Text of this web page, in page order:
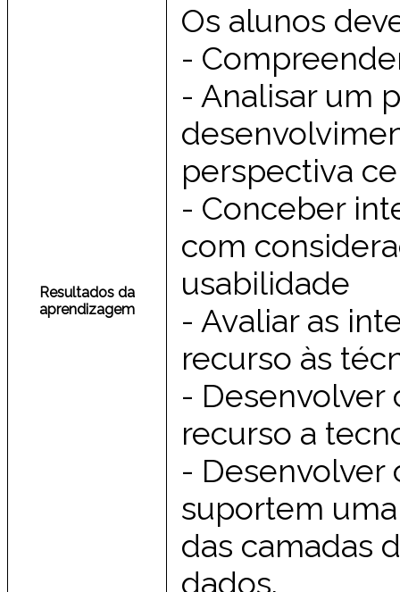
Resultados da
aprendizagem
Os alunos
-
- Analisar um
perspectiva
- Conceber
com
usabilidade
- Avaliar as
recurso às
- Desenvolver
recurso a
- Desenvolver
suportem
das camadas
dados.